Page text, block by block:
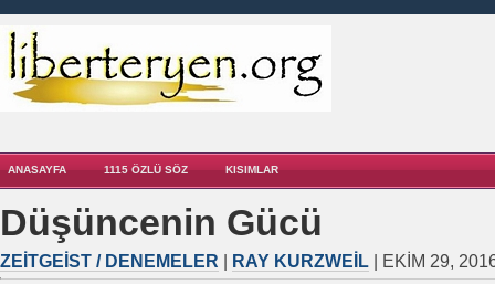
ANASAYFA 1115 ÖZLÜ SÖZ KISIMLAR
Düşüncenin Gücü
ZEITGEIST / DENEMELER RAY KURZWEIL | EKIM 29,